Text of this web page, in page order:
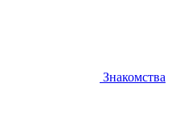
Знакомства